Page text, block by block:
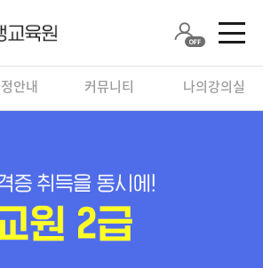
안내 커뮤니티 나의강의실